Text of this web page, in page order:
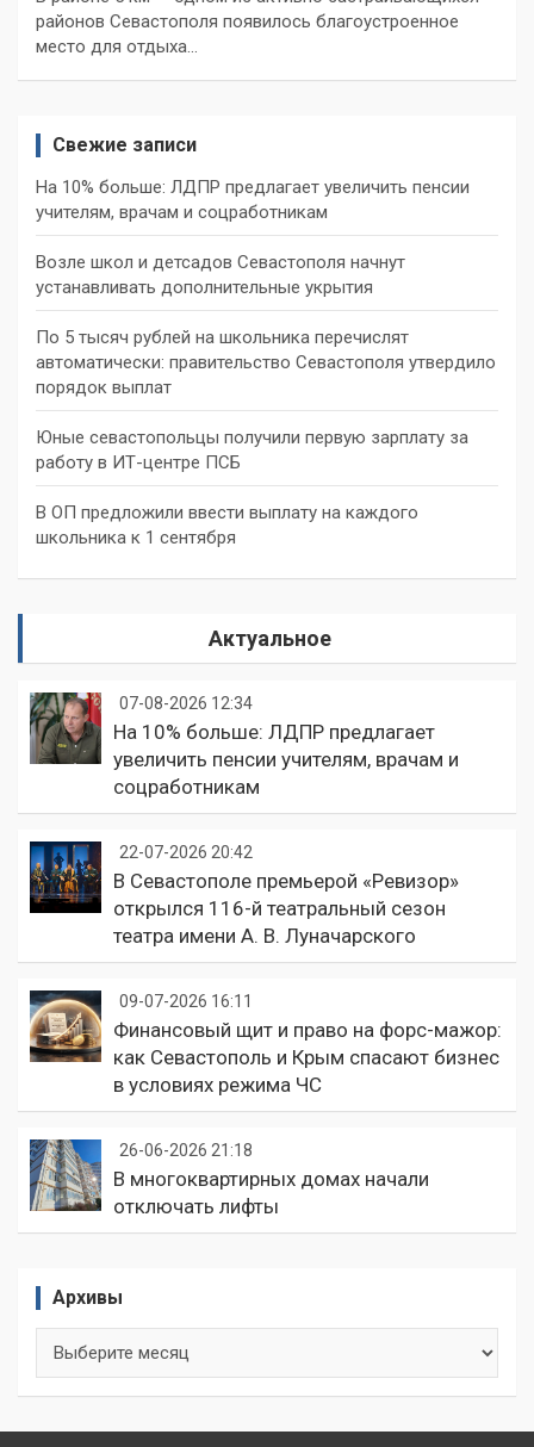
районов Севастополя появилось благоустроенное
место для отдыха…
Свежие записи
На 10% больше: ЛДПР предлагает увеличить пенсии
учителям, врачам и соцработникам
Возле школ и детсадов Севастополя начнут
устанавливать дополнительные укрытия
По 5 тысяч рублей на школьника перечислят
автоматически: правительство Севастополя утвердило
порядок выплат
Юные севастопольцы получили первую зарплату за
работу в ИТ-центре ПСБ
В ОП предложили ввести выплату на каждого
школьника к 1 сентября
Актуальное
07-08-2026 12:34
На 10% больше: ЛДПР предлагает
увеличить пенсии учителям, врачам и
соцработникам
22-07-2026 20:42
В Севастополе премьерой «Ревизор»
открылся 116-й театральный сезон
театра имени А. В. Луначарского
09-07-2026 16:11
Финансовый щит и право на форс-мажор:
как Севастополь и Крым спасают бизнес
в условиях режима ЧС
26-06-2026 21:18
В многоквартирных домах начали
отключать лифты
Архивы